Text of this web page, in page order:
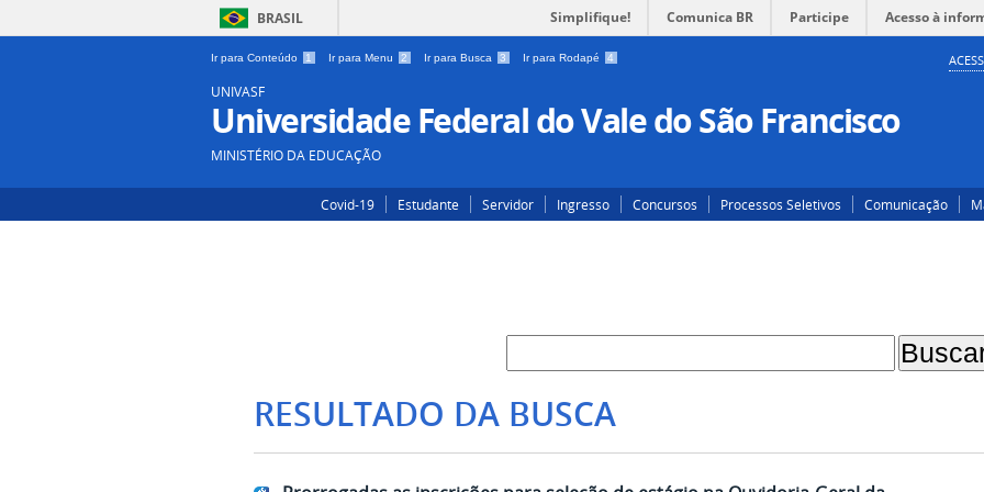
BRASIL Simplifique! Comunica BR Participe Acesso à
Ir para Conteúdo 1 Ir para Menu 2 Ir para Busca 3 Ir para Rodapé 4
UNIVASF
Universidade Federal do Vale do São Francisco
MINISTÉRIO DA EDUCAÇÃO
Covid-19 Estudante Servidor Ingresso Concursos Processos Seletivos Comunicação
RESULTADO DA BUSCA